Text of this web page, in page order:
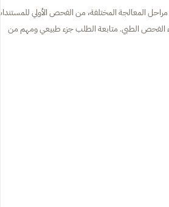
المعالجة المختلفة، من الفحص الأولي
الفحص الطبي. متابعة الطلب جزء طبيعي ومهم من